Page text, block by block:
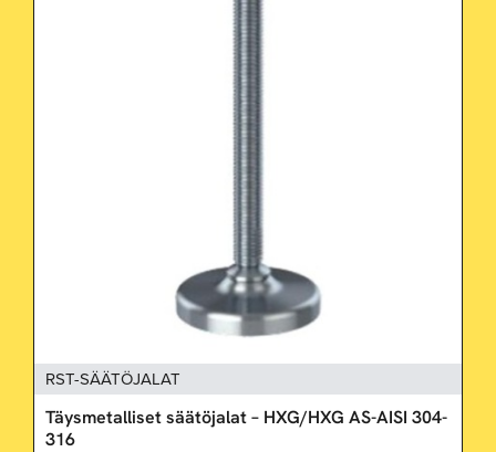
RST-SÄÄTÖJALAT
Täysmetalliset säätöjalat – HXG/HXG AS-AISI 304-
316